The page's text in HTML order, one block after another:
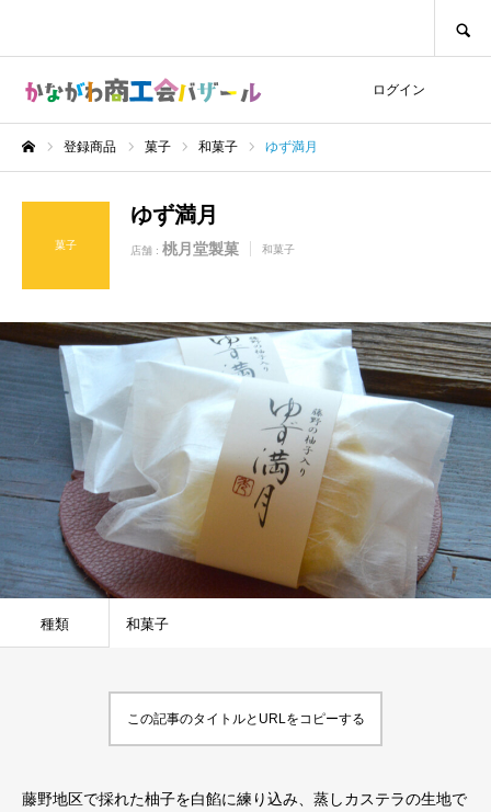
ログイン
登録商品 菓子 和菓子 ゆず満月
菓子
ゆず満月
店舗 : 桃月堂製菓 和菓子
種類 和菓子
この記事のタイトルとURLをコピーする
藤野地区で採れた柚子を白餡に練り込み、蒸しカステラの生地で